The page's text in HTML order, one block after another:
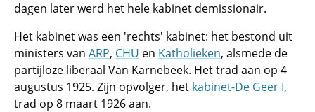
dagen later werd het hele kabinet demissionair.
Het kabinet was een 'rechts' kabinet: het bestond uit
ministers van ARP, CHU en Katholieken, alsmede de
partijloze liberaal Van Karnebeek. Het trad aan op 4
augustus 1925. Zijn opvolger, het kabinet-De Geer I,
trad op 8 maart 1926 aan.